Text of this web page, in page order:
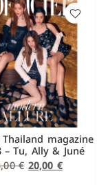
Thailand magazine
– Tu, Ally & Juné
€ 20,00 €